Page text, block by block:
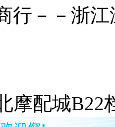
行－－浙
摩配城B22